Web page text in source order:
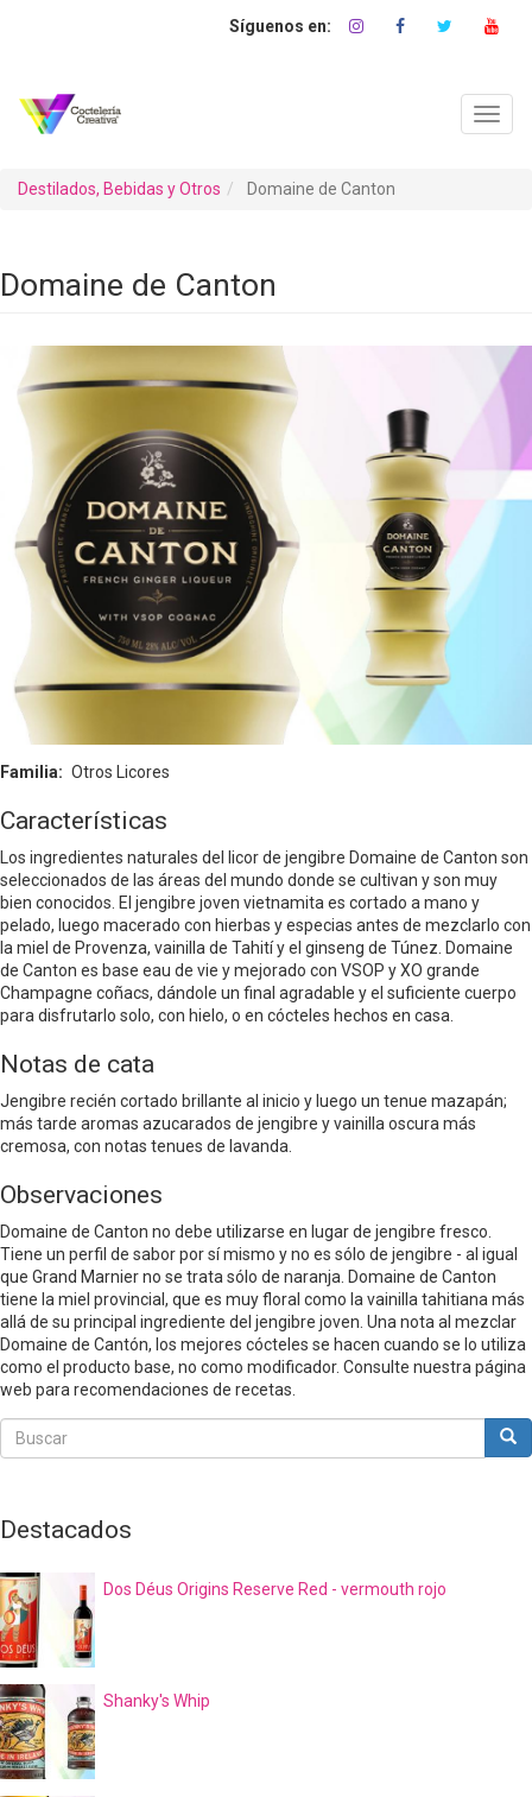
Destilados, Bebidas y Otros Domaine de Canton
Domaine de Canton
Familia Otros Licores
Características
Los ingredientes naturales del licor de jengibre Domaine de Canton son
seleccionados de las áreas del mundo donde se cultivan y son muy
bien conocidos. El jengibre joven vietnamita es cortado a mano y
pelado, luego macerado con hierbas y especias antes de mezclarlo con
la miel de Provenza, vainilla de Tahití y el ginseng de Túnez. Domaine
de Canton es base eau de vie y mejorado con VSOP y XO grande
Champagne coñacs, dándole un final agradable y el suficiente cuerpo
para disfrutarlo solo, con hielo, o en cócteles hechos en casa.
Notas de cata
Jengibre recién cortado brillante al inicio y luego un tenue mazapán;
más tarde aromas azucarados de jengibre y vainilla oscura más
cremosa, con notas tenues de lavanda.
Observaciones
Domaine de Canton no debe utilizarse en lugar de jengibre fresco.
Tiene un perfil de sabor por sí mismo y no es sólo de jengibre - al igual
que Grand Marnier no se trata sólo de naranja. Domaine de Canton
tiene la miel provincial, que es muy floral como la vainilla tahitiana más
allá de su principal ingrediente del jengibre joven. Una nota al mezclar
Domaine de Cantón, los mejores cócteles se hacen cuando se lo utiliza
como el producto base, no como modificador. Consulte nuestra página
web para recomendaciones de recetas.
Buscar
Buscar
Destacados
Dos Déus Origins Reserve Red - vermouth rojo
Shanky's Whip